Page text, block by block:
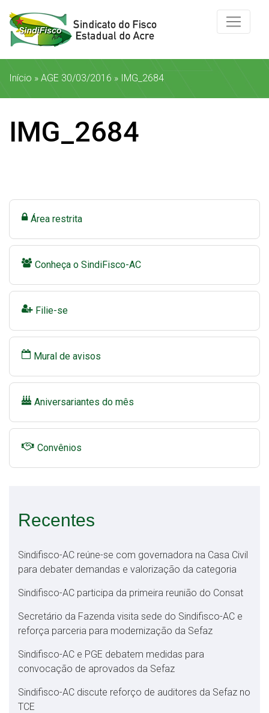
Início » AGE 30/03/2016 » IMG_2684
IMG_2684
Área restrita
Conheça o SindiFisco-AC
Filie-se
Mural de avisos
Aniversariantes do mês
Convênios
Recentes
Sindifisco-AC reúne-se com governadora na Casa Civil
para debater demandas e valorização da categoria
Sindifisco-AC participa da primeira reunião do Consat
Secretário da Fazenda visita sede do Sindifisco-AC e
reforça parceria para modernização da Sefaz
Sindifisco-AC e PGE debatem medidas para
convocação de aprovados da Sefaz
Sindifisco-AC discute reforço de auditores da Sefaz no
TCE